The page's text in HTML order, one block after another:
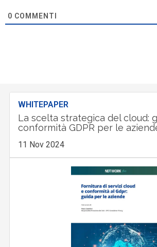
0 COMMENTI
WHITEPAPER
La scelta strategica del cloud:
conformità GDPR per le
11 Nov 2024